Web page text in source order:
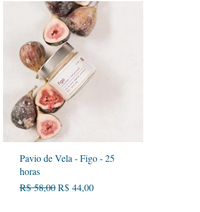
Visualização rápida
Pavio de Vela - Figo - 25
horas
Preço normal
R$ 58,00 Preço promocional
R$ 44,00